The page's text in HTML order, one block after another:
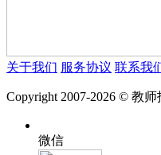
关于我们 服务协议 联系我
Copyright 2007-2026 © 教
微信